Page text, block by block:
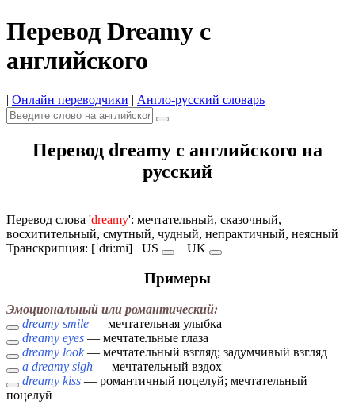
Перевод Dreamy с
английского
| Онлайн переводчики | Англо-русский словарь |
Перевод dreamy с английского на
русский
Перевод слова 'dreamy': мечтательный, сказочный,
восхитительный, смутный, чудный, непрактичный, неясный
Транскрипция: [ˈdriːmi] US UK
Примеры
Эмоциональный или романтический:
dreamy smile — мечтательная улыбка
dreamy eyes — мечтательные глаза
dreamy look— мечтательный взгляд; задумчивый взгляд
a dreamy sigh — мечтательный вздох
dreamy kiss — романтичный поцелуй; мечтательный
поцелуй